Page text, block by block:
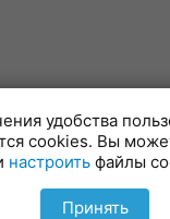
удобства
cookies. Вы
настроить файлы
Принять